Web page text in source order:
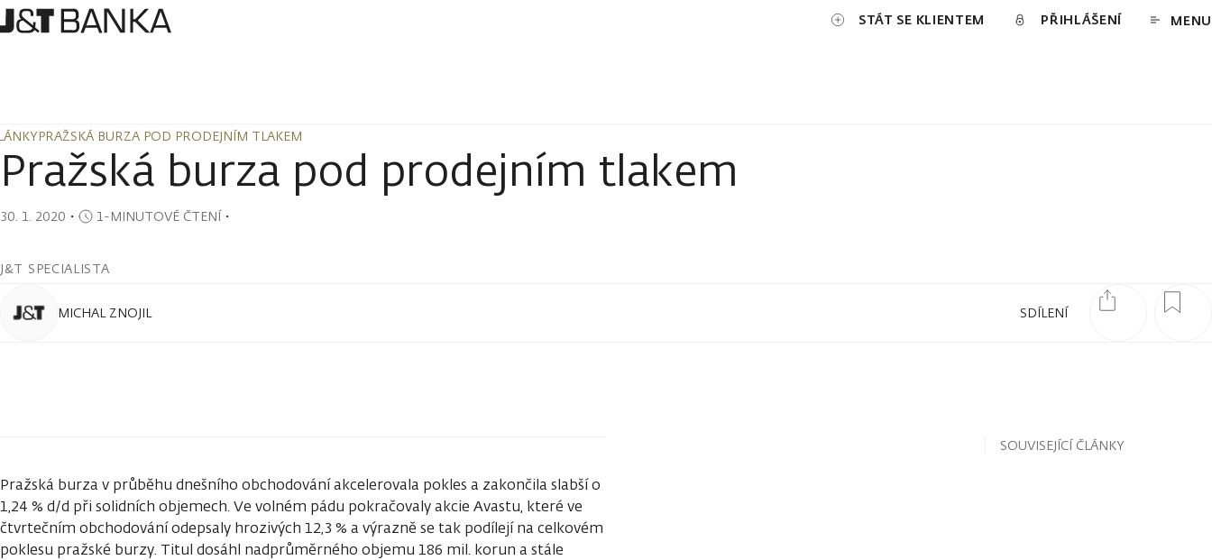
STÁT SE KLIENTEM PŘIHLÁŠENÍ MENU
PRAŽSKÁ BURZA POD PRODEJNÍM TLAKEM
PRAŽSKÁ BURZA POD PRODEJNÍM TLAKEM
Pražská burza pod prodejním tlakem
30. 1. 2020 ・ 1-MINUTOVÉ ČTENÍ・
J&T SPECIALISTA
SDÍLENÍ
MICHAL ZNOJIL
Pražská burza v průběhu dnešního obchodování akcelerovala pokles a zakončila slabší o
1,24 % d/d při solidních objemech. Ve volném pádu pokračovaly akcie Avastu, které ve
čtvrtečním obchodování odepsaly hrozivých 12,3 % a výrazně se tak podílejí na celkovém
poklesu pražské burzy. Titul dosáhl nadprůměrného objemu 186 mil. korun a stále
SOUVISEJÍCÍ ČLÁNKY